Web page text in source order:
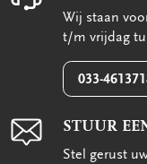
Wij staan
t/m vrijdag
033-
STUUR
Stel gerust